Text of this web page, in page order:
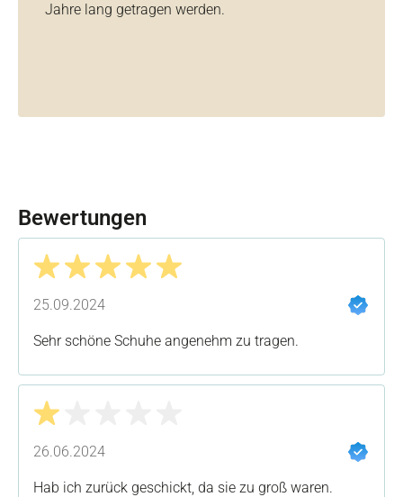
Jahre lang getragen werden.
Bewertungen
Bewertung mit 5 von 5 Sternen
25.09.2024
Sehr schöne Schuhe angenehm zu tragen.
Bewertung mit 1 von 5 Sternen
26.06.2024
Hab ich zurück geschickt, da sie zu groß waren.